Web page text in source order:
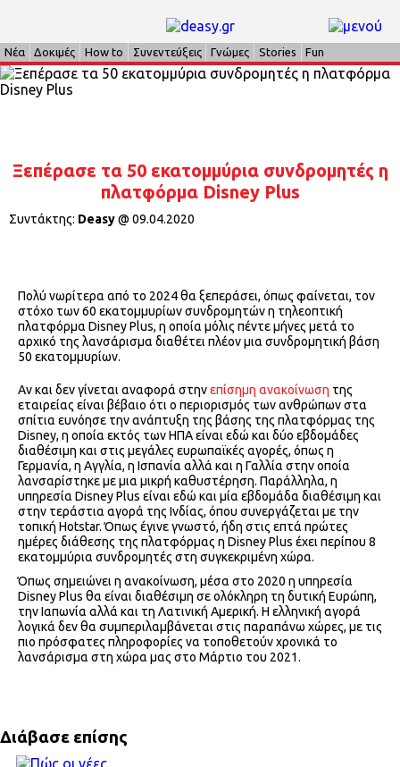
Νέα Δοκιμές How to Συνεντεύξεις Γνώμες Stories Fun
Ξεπέρασε τα 50 εκατομμύρια συνδρομητές η
πλατφόρμα Disney Plus
Συντάκτης: Deasy@ 09.04.2020
Πολύ νωρίτερα από το 2024 θα ξεπεράσει, όπως φαίνεται, τον
στόχο των 60 εκατομμυρίων συνδρομητών η τηλεοπτική
πλατφόρμα Disney Plus, η οποία μόλις πέντε μήνες μετά το
αρχικό της λανσάρισμα διαθέτει πλέον μια συνδρομητική βάση
50 εκατομμυρίων.
Αν και δεν γίνεται αναφορά στηνεπίσημη ανακοίνωση της
εταιρείας είναι βέβαιο ότι ο περιορισμός των ανθρώπων στα
σπίτια ευνόησε την ανάπτυξη της βάσης της πλατφόρμας της
Disney, η οποία εκτός των ΗΠΑ είναι εδώ και δύο εβδομάδες
διαθέσιμη και στις μεγάλες ευρωπαϊκές αγορές, όπως η
Γερμανία, η Αγγλία, η Ισπανία αλλά και η Γαλλία στην οποία
λανσαρίστηκε με μια μικρή καθυστέρηση. Παράλληλα, η
υπηρεσία Disney Plus είναι εδώ και μία εβδομάδα διαθέσιμη και
στην τεράστια αγορά της Ινδίας, όπου συνεργάζεται με την
τοπική Hotstar. Όπως έγινε γνωστό, ήδη στις επτά πρώτες
ημέρες διάθεσης της πλατφόρμας η Disney Plus έχει περίπου 8
εκατομμύρια συνδρομητές στη συγκεκριμένη χώρα.
Όπως σημειώνει η ανακοίνωση, μέσα στο 2020 η υπηρεσία
Disney Plus θα είναι διαθέσιμη σε ολόκληρη τη δυτική Ευρώπη,
την Ιαπωνία αλλά και τη Λατινική Αμερική. Η ελληνική αγορά
λογικά δεν θα συμπεριλαμβάνεται στις παραπάνω χώρες, με τις
πιο πρόσφατες πληροφορίες να τοποθετούν χρονικά το
λανσάρισμα στη χώρα μας στο Μάρτιο του 2021.
Διάβασε επίσης